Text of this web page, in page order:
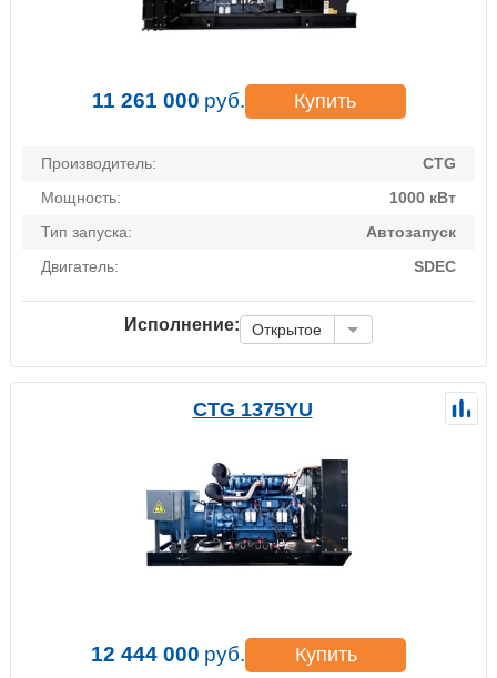
11 261 000 руб. Купить
Производитель:
CTG
Мощность:
1000 кВт
Тип запуска:
Автозапуск
Двигатель:
SDEC
Исполнение: Открытое
CTG 1375YU
12 444 000 руб. Купить